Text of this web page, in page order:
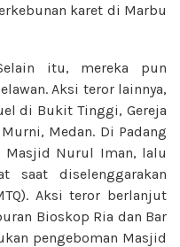
karet di Marbu
itu, mereka pun
Aksi teror lainnya,
di Bukit Tinggi, Gereja
Medan. Di Padang
Masjid Nurul Iman, lalu
saat diselenggarakan
Aksi teror berlanjut
Bioskop Ria dan Bar
pengeboman Masjid